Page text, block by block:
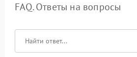
FAQ. Ответы на вопросы